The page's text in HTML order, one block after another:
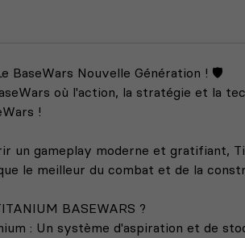
BaseWars Nouvelle Génération ! 🛡️
où l'action, la stratégie et la
!
un gameplay moderne et gratifiant,
le meilleur du combat et de la
BASEWARS ?
: Un système d'aspiration et de